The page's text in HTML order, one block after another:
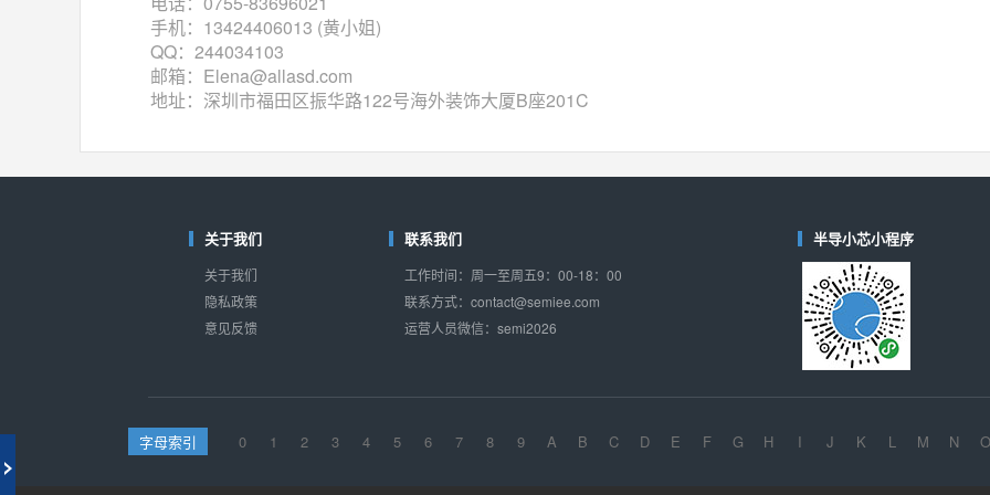
HCF4051 (意法-ST)
相同功能 相似度 40%
手机：13424406013 (黄小姐)
QQ：244034103
邮箱：Elena@allasd.com
地址：深圳市福田区振华路122号海外装饰大厦B座201C
关于我们
关于我们
隐私政策
意见反馈
联系我们
工作时间：周一至周五9：00-18：00
联系方式：contact@semiee.com
运营人员微信：semi2026
半导小芯小程序
字母索引 0 1 2 3 4 5 6 7 8 9 A B C D E F G H I J K L M N O